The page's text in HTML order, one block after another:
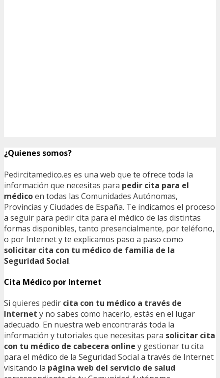
¿Quienes somos?
Pedircitamedico.es es una web que te ofrece toda la
información que necesitas para pedir cita para el
médicoen todas las Comunidades Autónomas,
Provincias y Ciudades de España. Te indicamos el proceso
a seguir para pedir cita para el médico de las distintas
formas disponibles, tanto presencialmente, por teléfono,
o por Internet y te explicamos paso a paso como
solicitar cita con tu médico de familia de la
Seguridad Social.
Cita Médico por Internet
Si quieres pedir cita con tu médico a través de
Internet y no sabes como hacerlo, estás en el lugar
adecuado. En nuestra web encontrarás toda la
información y tutoriales que necesitas para solicitar cita
con tu médico de cabecera online y gestionar tu cita
para el médico de la Seguridad Social a través de Internet
visitando la página web del servicio de salud